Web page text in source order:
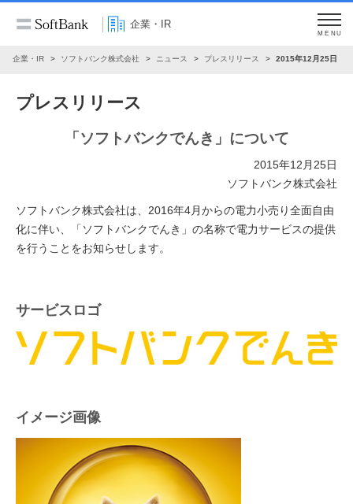
企業・IR
MENU
企業・IR ソフトバンク株式会社 ニュース プレスリリース 2015年12月25日
プレスリリース
「ソフトバンクでんき」について
2015年12月25日
ソフトバンク株式会社
ソフトバンク株式会社は、2016年4月からの電力小売り全面自由
化に伴い、「ソフトバンクでんき」の名称で電力サービスの提供
を行うことをお知らせします。
サービスロゴ
イメージ画像